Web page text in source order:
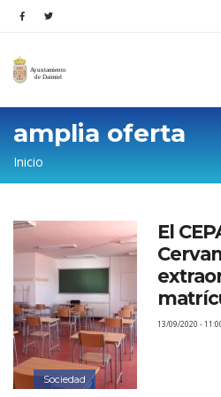
amplia oferta
Sobrescribir
enlaces
de
ayuda
a
la
navegación
Inicio
Sociedad
El
13/09/2020 -